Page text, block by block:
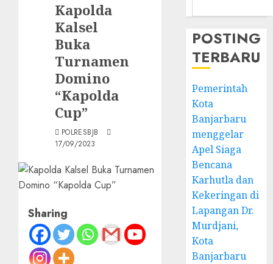
Kapolda
Kalsel
Buka
Turnamen
Domino
“Kapolda
Cup”
POLRESBJB
17/09/2023
Sharing
POSTING
TERBARU
Pemerintah
Kota
Banjarbaru
menggelar
Apel Siaga
Bencana
Karhutla dan
Kekeringan di
Lapangan Dr.
Murdjani,
Kota
Banjarbaru